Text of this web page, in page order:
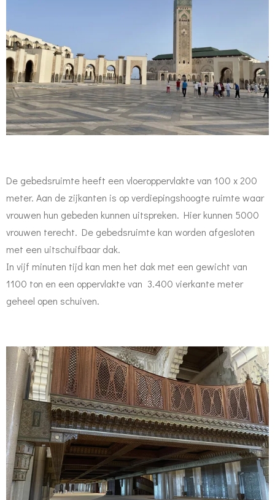
De gebedsruimte heeft een vloeroppervlakte van 100 x 200
meter. Aan de zijkanten is op verdiepingshoogte ruimte waar
vrouwen hun gebeden kunnen uitspreken. Hier kunnen 5000
vrouwen terecht. De gebedsruimte kan worden afgesloten
met een uitschuifbaar dak.
In vijf minuten tijd kan men het dak met een gewicht van
1100 ton en een oppervlakte van 3.400 vierkante meter
geheel open schuiven.